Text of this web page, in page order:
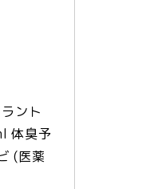
ント
体臭予
(医薬